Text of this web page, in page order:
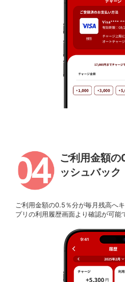
ご利用金額
ッシュバック
ご利用金額の0.5％分が毎月残高へ
プリの利用履歴画面より確認が可能